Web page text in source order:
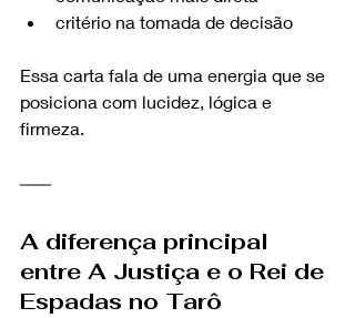
critério na tomada de decisão
Essa carta fala de uma energia que se
posiciona com lucidez, lógica e
firmeza.
A diferença principal
entre A Justiça e o Rei de
Espadas no Tarô